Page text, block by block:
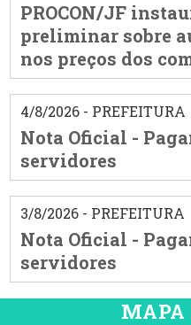
PROCON/JF
preliminar sobre
nos preços dos
4/8/2026 - PREFEITURA
Nota Oficial -
servidores
3/8/2026 - PREFEITURA
Nota Oficial -
servidores
MAPA